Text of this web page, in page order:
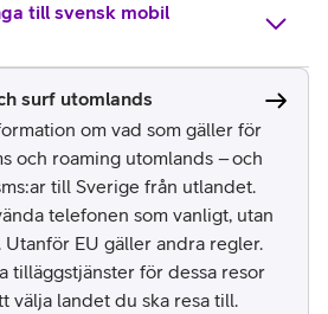
till svensk mobil
surf utomlands
om vad som gäller för
och roaming utomlands – och
till Sverige från utlandet.
telefonen som vanligt, utan
Utanför EU gäller andra regler.
tilläggstjänster för dessa resor
välja landet du ska resa till.